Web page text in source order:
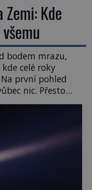
Kde
bodem mrazu,
celé roky
první pohled
nic. Přesto
které
nález mění